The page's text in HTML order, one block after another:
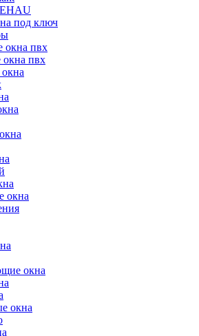
под ключ
окна пвх
окна пвх
окна
окна
окна